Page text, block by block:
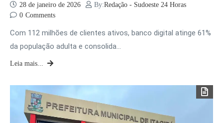
28 de janeiro de 2026 By:Redação - Sudoeste 24 Horas
0 Comments
Com 112 milhões de clientes ativos, banco digital atinge 61%
da população adulta e consolida…
Leia mais...